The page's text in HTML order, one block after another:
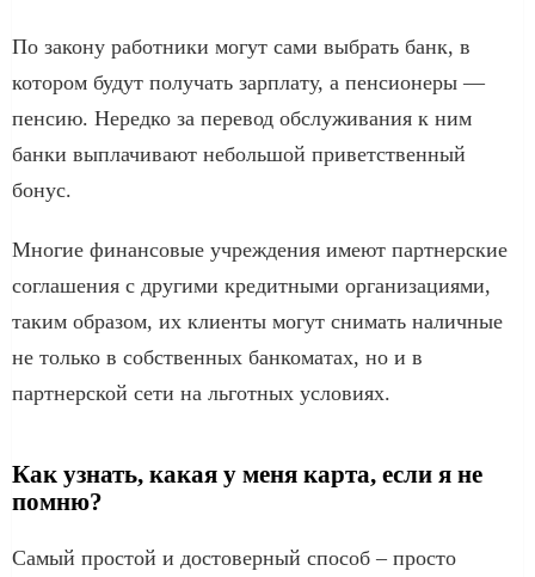
По закону работники могут сами выбрать банк, в
котором будут получать зарплату, а пенсионеры —
пенсию. Нередко за перевод обслуживания к ним
банки выплачивают небольшой приветственный
бонус.
Многие финансовые учреждения имеют партнерские
соглашения с другими кредитными организациями,
таким образом, их клиенты могут снимать наличные
не только в собственных банкоматах, но и в
партнерской сети на льготных условиях.
Как узнать, какая у меня карта, если я не
помню?
Самый простой и достоверный способ – просто